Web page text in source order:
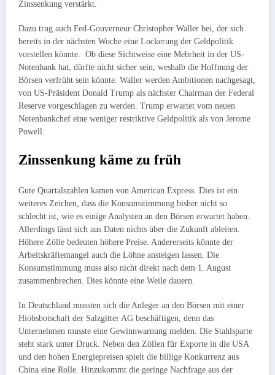
Zinssenkung verstärkt.
Dazu trug auch Fed-Gouverneur Christopher Waller bei, der sich
bereits in der nächsten Woche eine Lockerung der Geldpolitik
vorstellen könnte. Ob diese Sichtweise eine Mehrheit in der US-
Notenbank hat, dürfte nicht sicher sein, weshalb die Hoffnung der
Börsen verfrüht sein könnte. Waller werden Ambitionen nachgesagt,
von US-Präsident Donald Trump als nächster Chairman der Federal
Reserve vorgeschlagen zu werden. Trump erwartet vom neuen
Notenbankchef eine weniger restriktive Geldpolitik als von Jerome
Powell.
Zinssenkung käme zu früh
Gute Quartalszahlen kamen von American Express. Dies ist ein
weiteres Zeichen, dass die Konsumstimmung bisher nicht so
schlecht ist, wie es einige Analysten an den Börsen erwartet haben.
Allerdings lässt sich aus Daten nichts über die Zukunft ableiten.
Höhere Zölle bedeuten höhere Preise. Andererseits könnte der
Arbeitskräftemangel auch die Löhne ansteigen lassen. Die
Konsumstimmung muss also nicht direkt nach dem 1. August
zusammenbrechen. Dies könnte eine Weile dauern.
In Deutschland mussten sich die Anleger an den Börsen mit einer
Hiobsbotschaft der Salzgitter AG beschäftigen, denn das
Unternehmen musste eine Gewinnwarnung melden. Die Stahlsparte
steht stark unter Druck. Neben den Zöllen für Exporte in die USA
und den hohen Energiepreisen spielt die billige Konkurrenz aus
China eine Rolle. Hinzukommt die geringe Nachfrage aus der